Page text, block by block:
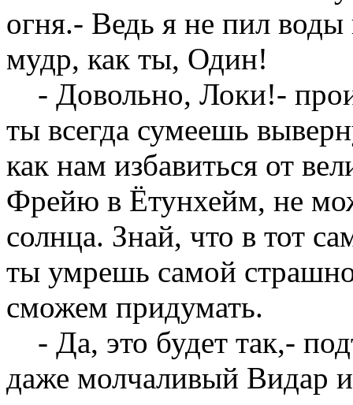
огня.- Ведь я не пил
мудр, как ты, Один!
- Довольно, Локи!-
ты всегда сумеешь
как нам избавиться от
Фрейю в Ётунхейм, не
солнца. Знай, что в тот
ты умрешь самой
сможем придумать.
- Да, это будет так,-
даже молчаливый Видар и